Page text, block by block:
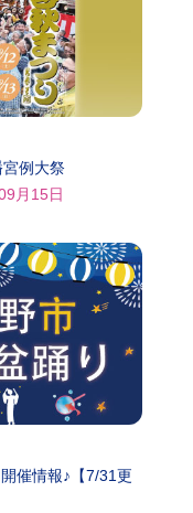
例大祭
月15日
催情報♪【7/31更